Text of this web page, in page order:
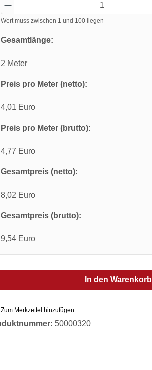
Wert muss zwischen 1 und 100 liegen
Gesamtlänge:
2 Meter
Preis pro Meter (netto):
4,01 Euro
Preis pro Meter (brutto):
4,77 Euro
Gesamtpreis (netto):
8,02 Euro
Gesamtpreis (brutto):
9,54 Euro
In den Warenkorb
Zum Merkzettel hinzufügen
50000320